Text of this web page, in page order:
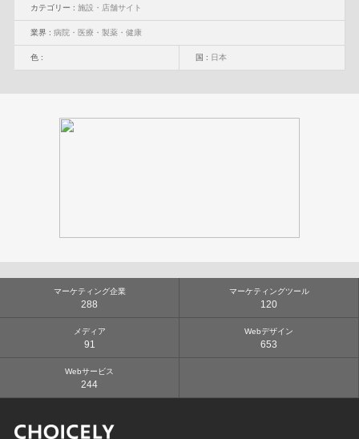
カテゴリー : 施設・店舗サイト
業界 : 病院・医療・製薬・健康
色 : 国 : 日本
マーケティング企業
288
マーケティングツール
120
メディア
91
Webデザイン
653
Webサービス
244